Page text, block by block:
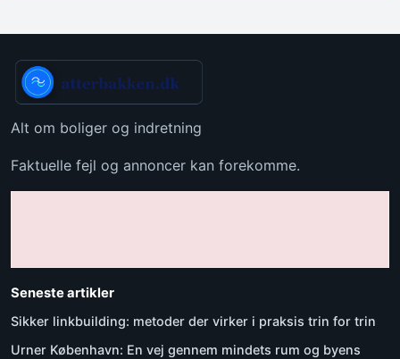
Alt om boliger og indretning
Faktuelle fejl og annoncer kan forekomme.
Seneste artikler
Sikker linkbuilding: metoder der virker i praksis trin for trin
Urner København: En vej gennem mindets rum og byens